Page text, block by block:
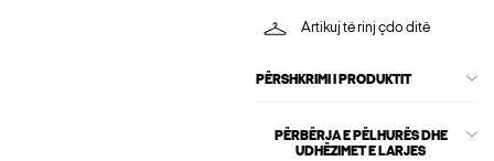
Artikuj të rinj çdo ditë
PËRSHKRIMI I PRODUKTIT
PËRBËRJA E PËLHURËS DHE
UDHËZIMET E LARJES